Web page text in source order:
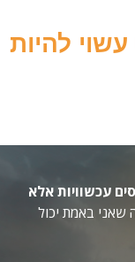
להיות
עכשוויות אלא
שאני באמת יכול